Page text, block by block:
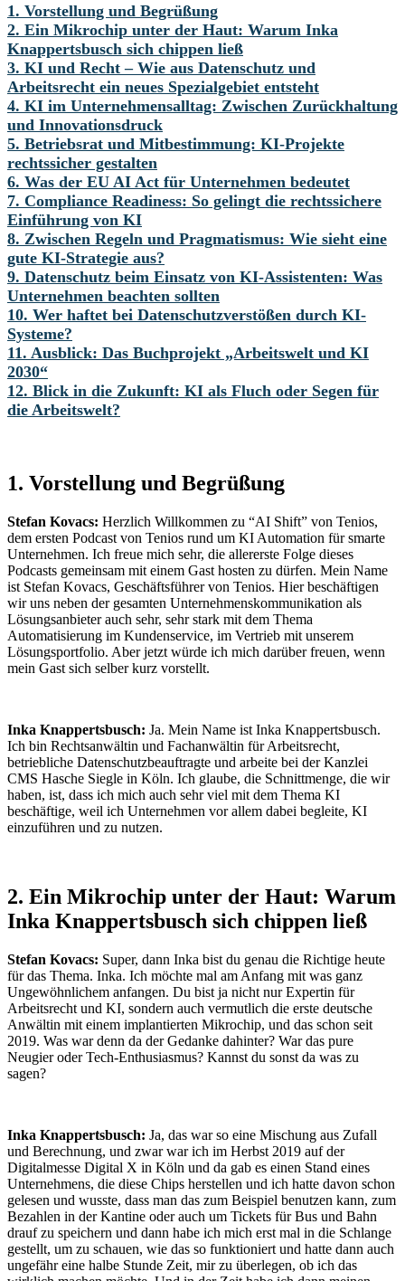
1. Vorstellung und Begrüßung
2. Ein Mikrochip unter der Haut: Warum Inka
Knappertsbusch sich chippen ließ
3. KI und Recht – Wie aus Datenschutz und
Arbeitsrecht ein neues Spezialgebiet entsteht
4. KI im Unternehmensalltag: Zwischen Zurückhaltung
und Innovationsdruck
5. Betriebsrat und Mitbestimmung: KI-Projekte
rechtssicher gestalten
6. Was der EU AI Act für Unternehmen bedeutet
7. Compliance Readiness: So gelingt die rechtssichere
Einführung von KI
8. Zwischen Regeln und Pragmatismus: Wie sieht eine
gute KI-Strategie aus?
9. Datenschutz beim Einsatz von KI-Assistenten: Was
Unternehmen beachten sollten
10. Wer haftet bei Datenschutzverstößen durch KI-
Systeme?
11. Ausblick: Das Buchprojekt „Arbeitswelt und KI
2030“
12. Blick in die Zukunft: KI als Fluch oder Segen für
die Arbeitswelt?
1. Vorstellung und Begrüßung
Stefan Kovacs: Herzlich Willkommen zu “AI Shift” von Tenios,
dem ersten Podcast von Tenios rund um KI Automation für smarte
Unternehmen. Ich freue mich sehr, die allererste Folge dieses
Podcasts gemeinsam mit einem Gast hosten zu dürfen. Mein Name
ist Stefan Kovacs, Geschäftsführer von Tenios. Hier beschäftigen
wir uns neben der gesamten Unternehmenskommunikation als
Lösungsanbieter auch sehr, sehr stark mit dem Thema
Automatisierung im Kundenservice, im Vertrieb mit unserem
Lösungsportfolio. Aber jetzt würde ich mich darüber freuen, wenn
mein Gast sich selber kurz vorstellt.
Inka Knappertsbusch: Ja. Mein Name ist Inka Knappertsbusch.
Ich bin Rechtsanwältin und Fachanwältin für Arbeitsrecht,
betriebliche Datenschutzbeauftragte und arbeite bei der Kanzlei
CMS Hasche Siegle in Köln. Ich glaube, die Schnittmenge, die wir
haben, ist, dass ich mich auch sehr viel mit dem Thema KI
beschäftige, weil ich Unternehmen vor allem dabei begleite, KI
einzuführen und zu nutzen.
2. Ein Mikrochip unter der Haut: Warum
Inka Knappertsbusch sich chippen ließ
Stefan Kovacs: Super, dann Inka bist du genau die Richtige heute
für das Thema. Inka. Ich möchte mal am Anfang mit was ganz
Ungewöhnlichem anfangen. Du bist ja nicht nur Expertin für
Arbeitsrecht und KI, sondern auch vermutlich die erste deutsche
Anwältin mit einem implantierten Mikrochip, und das schon seit
2019. Was war denn da der Gedanke dahinter? War das pure
Neugier oder Tech-Enthusiasmus? Kannst du sonst da was zu
sagen?
Inka Knappertsbusch: Ja, das war so eine Mischung aus Zufall
und Berechnung, und zwar war ich im Herbst 2019 auf der
Digitalmesse Digital X in Köln und da gab es einen Stand eines
Unternehmens, die diese Chips herstellen und ich hatte davon schon
gelesen und wusste, dass man das zum Beispiel benutzen kann, zum
Bezahlen in der Kantine oder auch um Tickets für Bus und Bahn
drauf zu speichern und dann habe ich mich erst mal in die Schlange
gestellt, um zu schauen, wie das so funktioniert und hatte dann auch
ungefähr eine halbe Stunde Zeit, mir zu überlegen, ob ich das